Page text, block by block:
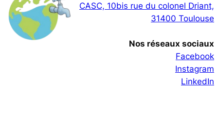
CASC, 10bis rue du colonel Driant,
31400 Toulouse
Nos réseaux sociaux
Facebook
Instagram
LinkedIn